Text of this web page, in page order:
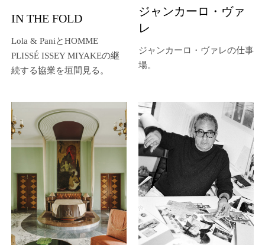
IN THE FOLD
Lola & PaniとHOMME
PLISSÉ ISSEY MIYAKEの継
続する協業を垣間見る。
ジャンカーロ・ヴァ
レ
ジャンカーロ・ヴァレの仕事
場。